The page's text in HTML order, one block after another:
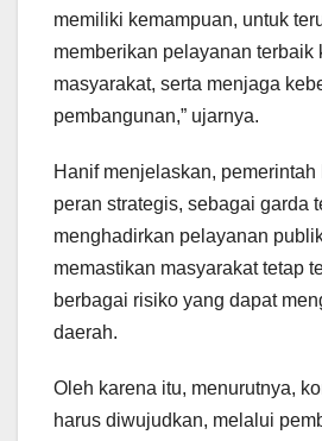
memiliki kemampuan, untuk
memberikan pelayanan terbaik
masyarakat, serta menjaga
pembangunan,” ujarnya.
Hanif menjelaskan, pemerintah
peran strategis, sebagai garda
menghadirkan pelayanan
memastikan masyarakat tetap
berbagai risiko yang dapat
daerah.
Oleh karena itu, menurutnya,
harus diwujudkan, melalui